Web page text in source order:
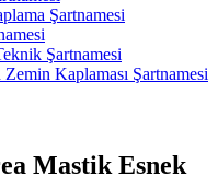
Şartnamesi
Şartnamesi
Kaplaması Şartnamesi
Mastik Esnek